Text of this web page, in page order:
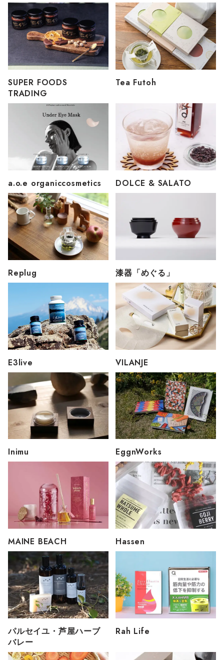
SUPER FOODS
TRADING
Tea Futoh
a.o.e organiccosmetics DOLCE & SALATO
Replug 漆器「めぐる」
E3live VILANJE
Inimu EggnWorks
MAINE BEACH Hassen
パルセイユ・芦屋ハーブ
バレー
Rah Life